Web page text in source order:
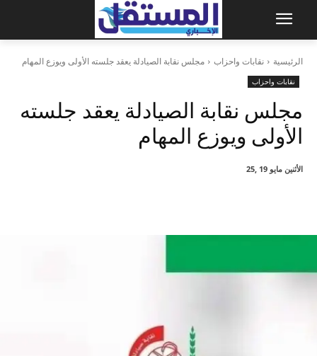
الرئيسية نقابات واحزاب مجلس نقابة الصيادلة يعقد جلسته الأولى ويوزع المهام
نقابات واحزاب
مجلس نقابة الصيادلة يعقد جلسته
الأولى ويوزع المهام
الأثنين مايو 19 ,25